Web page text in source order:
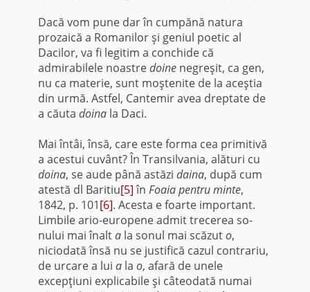
Dacă vom pune dar în cumpănă natura
prozaică a Romanilor şi geniul poetic al
Dacilor, va fi legitim a conchide că
admirabilele noastredoinenegreşit, ca gen,
nu ca materie, sunt moştenite de la aceştia
din urmă. Astfel, Cantemir avea dreptate de
a căuta doinala Daci.
Mai întâi, însă, care este forma cea primitivă
a acestui cuvânt? În Transilvania, alături cu
doina, se aude până astăzi daina, după cum
atestă dl Baritiu[5]în Foaia pentru minte,
1842, p. 101[6]. Acesta e foarte important.
Limbile ario-europene admit trecerea so­
nului mai înaltala sonul mai scăzuto,
niciodată însă nu se justifică cazul contrariu,
de urcare a lui ala o, afară de unele
excepţiuni explicabile şi câteodată numai